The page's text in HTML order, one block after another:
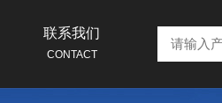
联系我们
CONTACT